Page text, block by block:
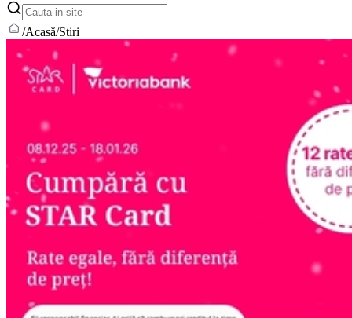
/Acasă/Stiri